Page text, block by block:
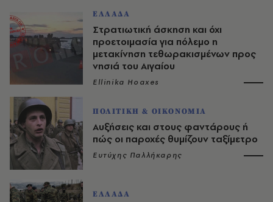
ΕΛΛΑΔΑ
Στρατιωτική άσκηση και όχι
προετοιμασία για πόλεμο η
μετακίνηση τεθωρακισμένων προς
νησιά του Αιγαίου
Ellinika Hoaxes
ΠΟΛΙΤΙΚΗ & ΟΙΚΟΝΟΜΙΑ
Αυξήσεις και στους φαντάρους ή
πώς οι παροχές θυμίζουν ταξίμετρο
Ευτύχης Παλλήκαρης
ΕΛΛΑΔΑ